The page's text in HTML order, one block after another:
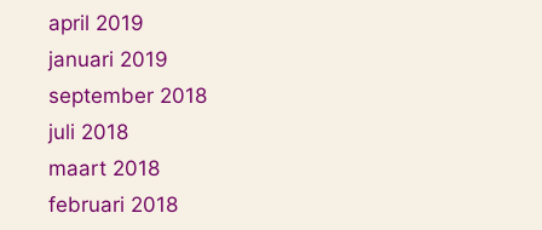
april 2019
januari 2019
september 2018
juli 2018
maart 2018
februari 2018